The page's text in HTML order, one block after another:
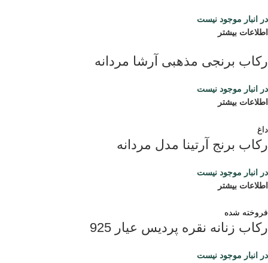
در انبار موجود نیست
اطلاعات بیشتر
رکاب برنجی مذهبی آرشا مردانه
در انبار موجود نیست
اطلاعات بیشتر
داغ
رکاب برنج آرتینا مدل مردانه
در انبار موجود نیست
اطلاعات بیشتر
فروخته شده
رکاب زنانه نقره پردیس عیار 925
در انبار موجود نیست